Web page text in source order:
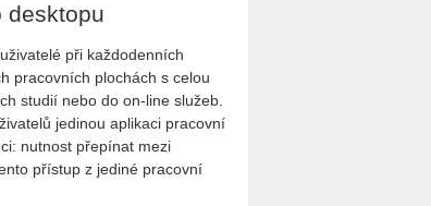
desktopu
při každodenních
pracovních plochách s celou
studií nebo do on-line služeb.
jedinou aplikaci pracovní
nutnost přepínat mezi
přístup z jediné pracovní